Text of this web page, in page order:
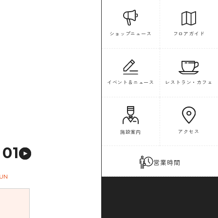
ショップニュース フロアガイド
イベント＆ニュース レストラン・カフェ
施設案内 アクセス
営業時間
01